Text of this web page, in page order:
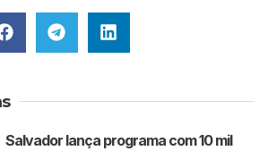
Salvador lança programa com 10 mil